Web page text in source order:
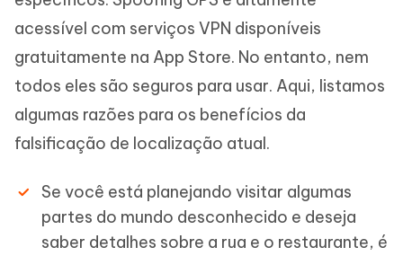
acessível com serviços VPN disponíveis
gratuitamente na App Store. No entanto, nem
todos eles são seguros para usar. Aqui, listamos
algumas razões para os benefícios da
falsificação de localização atual.
Se você está planejando visitar algumas
partes do mundo desconhecido e deseja
saber detalhes sobre a rua e o restaurante, é